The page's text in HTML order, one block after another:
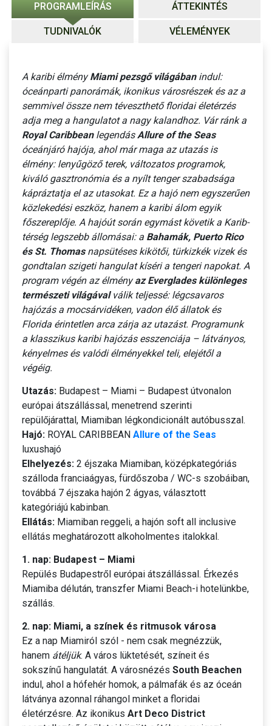
PROGRAMLEÍRÁS ÁTTEKINTÉS
TUDNIVALÓK VÉLEMÉNYEK
A karibi élményMiami pezsgő világábanindul:
óceánparti panorámák, ikonikus városrészek és az a
semmivel össze nem téveszthető floridai életérzés
adja meg a hangulatot a nagy kalandhoz. Vár ránk a
Royal Caribbean legendásAllure of the Seas
óceánjáró hajója, ahol már maga az utazás is
élmény: lenyűgöző terek, változatos programok,
kiváló gasztronómia és a nyílt tenger szabadsága
kápráztatja el az utasokat. Ez a hajó nem egyszerűen
közlekedési eszköz, hanem a karibi álom egyik
főszereplője. A hajóút során egymást követik a Karib-
térség legszebb állomásai: a Bahamák, Puerto Rico
és St. Thomasnapsütéses kikötői, türkizkék vizek és
gondtalan szigeti hangulat kíséri a tengeri napokat. A
program végén az élményaz Everglades különleges
természeti világávalválik teljessé: légcsavaros
hajózás a mocsárvidéken, vadon élő állatok és
Florida érintetlen arca zárja az utazást. Programunk
a klasszikus karibi hajózás esszenciája – látványos,
kényelmes és valódi élményekkel teli, elejétől a
végéig.
Utazás: Budapest – Miami – Budapest útvonalon
európai átszállással, menetrend szerinti
repülőjárattal, Miamiban légkondicionált autóbusszal.
Hajó: ROYAL CARIBBEAN Allure of the Seas
luxushajó
Elhelyezés: 2 éjszaka Miamiban, középkategóriás
szálloda franciaágyas, fürdőszoba / WC-s szobáiban,
továbbá 7 éjszaka hajón 2 ágyas, választott
kategóriájú kabinban.
Ellátás: Miamiban reggeli, a hajón soft all inclusive
ellátás meghatározott alkoholmentes italokkal.
1. nap: Budapest – Miami
Repülés Budapestről európai átszállással. Érkezés
Miamiba délután, transzfer Miami Beach-i hotelünkbe,
szállás.
2. nap: Miami, a színek és ritmusok városa
Ez a nap Miamiról szól - nem csak megnézzük,
hanem átéljük. A város lüktetését, színeit és
sokszínű hangulatát. A városnézés South Beachen
indul, ahol a hófehér homok, a pálmafák és az óceán
látványa azonnal ráhangol minket a floridai
életérzésre. Az ikonikus Art Deco District